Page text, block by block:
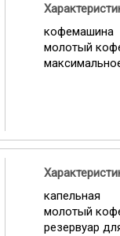
кофемашина
молотый
капельная
молотый
резервуар